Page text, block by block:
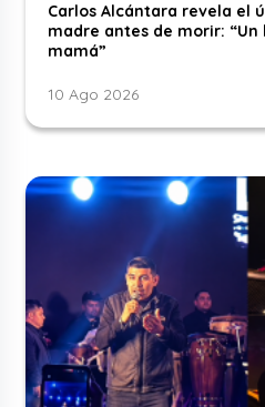
Carlos Alcántara revela el
madre antes de morir:
mamá”
10 Ago 2026